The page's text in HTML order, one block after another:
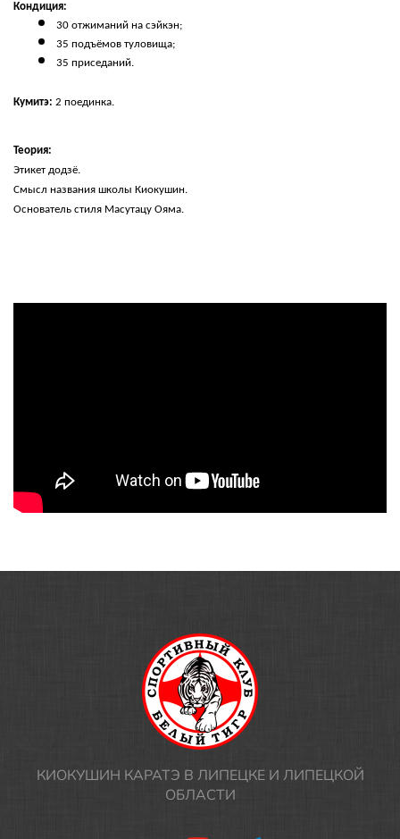
Кондиция:
30 отжиманий на сэйкэн;
35 подъёмов туловища;
35 приседаний.
Кумитэ: 2 поединка.
Теория:
Этикет додзё.
Смысл названия школы Киокушин.
Основатель стиля Масутацу Ояма.
КИОКУШИН КАРАТЭ В ЛИПЕЦКЕ И ЛИПЕЦКОЙ
ОБЛАСТИ